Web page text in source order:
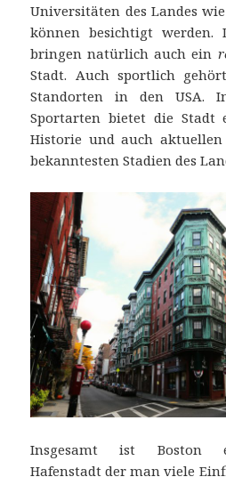
Universitäten des Landes wie
können besichtigt werden.
bringen natürlich auch ein
Stadt. Auch sportlich
Standorten in den USA.
Sportarten bietet die
Historie und auch
bekanntesten Stadien des
Insgesamt ist Boston
Hafenstadt der man viele